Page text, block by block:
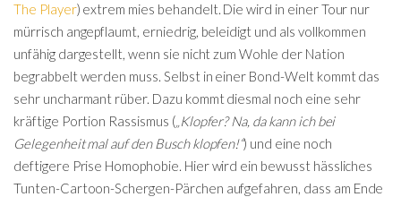
The Player) extrem mies behandelt. Die wird in einer Tour nur
mürrisch angepflaumt, erniedrig, beleidigt und als vollkommen
unfähig dargestellt, wenn sie nicht zum Wohle der Nation
begrabbelt werden muss. Selbst in einer Bond-Welt kommt das
sehr uncharmant rüber. Dazu kommt diesmal noch eine sehr
kräftige Portion Rassismus („Klopfer? Na, da kann ich bei
Gelegenheit mal auf den Busch klopfen!“) und eine noch
deftigere Prise Homophobie. Hier wird ein bewusst hässliches
Tunten-Cartoon-Schergen-Pärchen aufgefahren, dass am Ende